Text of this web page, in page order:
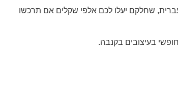
למעל ל-3,000, ביניהם עשרות גופנים בעברית, שחלקם יעלו לכם אלפי שקלים אם תרכשו
בעיצובים בקנבה.